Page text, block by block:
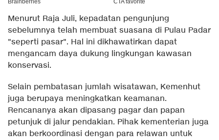
Menurut Raja Juli, kepadatan pengunjung
sebelumnya telah membuat suasana di Pulau Padar
"seperti pasar". Hal ini dikhawatirkan dapat
mengancam daya dukung lingkungan kawasan
konservasi.
Selain pembatasan jumlah wisatawan, Kemenhut
juga berupaya meningkatkan keamanan.
Rencananya akan dipasang pagar dan papan
petunjuk di jalur pendakian. Pihak kementerian juga
akan berkoordinasi dengan para relawan untuk